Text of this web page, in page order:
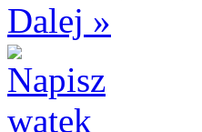
Dalej »